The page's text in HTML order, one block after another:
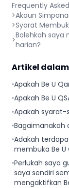
Frequently
>Akaun
>Syarat
>Bolehkah saya
harian?
Artikel
•Apakah Be U
•Apakah Be U
•Apakah syarat-
•Bagaimanakah
•Adakah
membuka Be U
•Perlukah saya
saya sendiri
mengaktifkan